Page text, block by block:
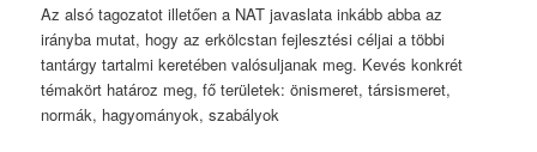
Az alsó tagozatot illetően a NAT javaslata inkább abba az
irányba mutat, hogy az erkölcstan fejlesztési céljai a többi
tantárgy tartalmi keretében valósuljanak meg. Kevés konkrét
témakört határoz meg, fő területek: önismeret, társismeret,
normák, hagyományok, szabályok